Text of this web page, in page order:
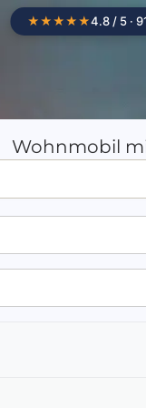
Wohnmobil
★★★★★4.8 / 5 ·